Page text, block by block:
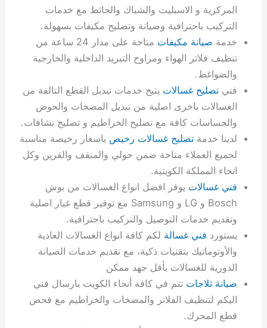
المركزية و الاسبليت والشباك والحائط مع خدمات
التركيب باحترافية وصيانة وتصليح مكيفات بسهولة.
خدمة صيانة مكيفات
متاحة على مدار 24 ساعة من
تنظيف فلاتر الهواء ومراوح التبريد الداخلية والخارجية
والضواغط.
فني تصليح غسالات يتيح خدمات تبديل القطع التالفة من
الغسالات باخرى اصلية من تبديل المضخات والحوض
والحساسات كافة مع تصليح الخراطيم و تصليح نشافات.
لدينا خدمة تصليح غسالات رخيص باسعار رخيصة مناسبة
لجميع العملاء متاحة ضمن حولي والمنقف والقرين وكل
انحاء المملكة الكويتية.
فني غسالات يوفر افضل انواع الغسالات من بوش
Bosch و LG و Samsung مع توفير قطع غيار اصلية
وتقديم خدمات التوصيل والتركيب باحترافية.
يستورد فني غسالة لكم كافة انواع الغسالات العادية
والأوتوماتيك بتقنيات ذكية، مع تقديم خدمات الصيانة
الدورية للغسالات بأقل جهد ممكن
صيانة ثلاجات تتم في كافة أنحاء الكويت بارسال فني
اليكم لتنظيف الفلاتر والمضخات والخراطيم مع فحص
قطع المحرك.